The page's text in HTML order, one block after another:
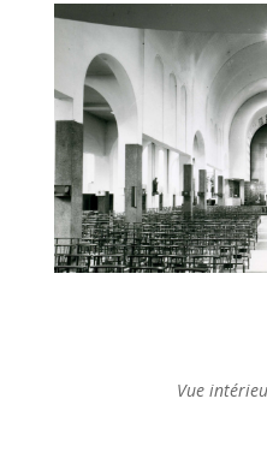
Vue